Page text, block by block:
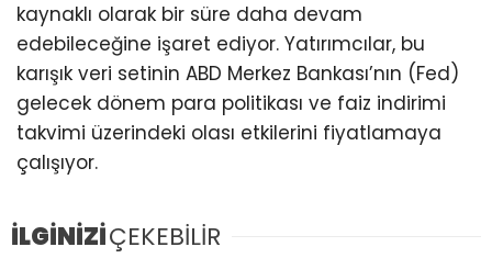
kaynaklı olarak bir süre daha devam
edebileceğine işaret ediyor. Yatırımcılar, bu
karışık veri setinin ABD Merkez Bankası’nın (Fed)
gelecek dönem para politikası ve faiz indirimi
takvimi üzerindeki olası etkilerini fiyatlamaya
çalışıyor.
İLGİNİZİÇEKEBİLİR